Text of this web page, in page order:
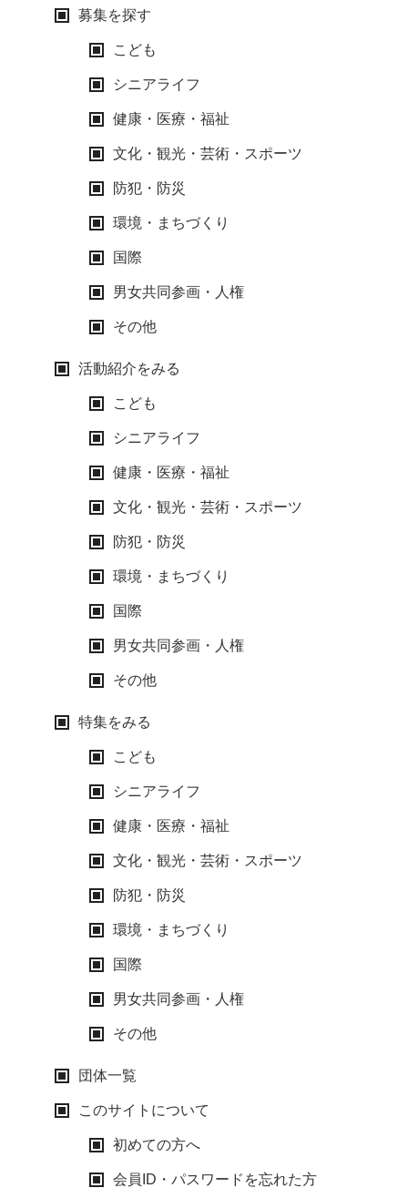
募集を探す
こども
シニアライフ
健康・医療・福祉
文化・観光・芸術・スポーツ
防犯・防災
環境・まちづくり
国際
男女共同参画・人権
その他
活動紹介をみる
こども
シニアライフ
健康・医療・福祉
文化・観光・芸術・スポーツ
防犯・防災
環境・まちづくり
国際
男女共同参画・人権
その他
特集をみる
こども
シニアライフ
健康・医療・福祉
文化・観光・芸術・スポーツ
防犯・防災
環境・まちづくり
国際
男女共同参画・人権
その他
団体一覧
このサイトについて
初めての方へ
会員ID・パスワードを忘れた方